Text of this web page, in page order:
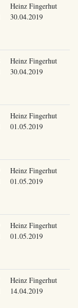
Heinz Fingerhut
30.04.2019
Heinz Fingerhut
30.04.2019
Heinz Fingerhut
01.05.2019
Heinz Fingerhut
01.05.2019
Heinz Fingerhut
01.05.2019
Heinz Fingerhut
14.04.2019